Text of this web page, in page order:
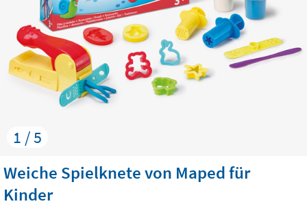
1 / 5
Weiche Spielknete von Maped für
Kinder